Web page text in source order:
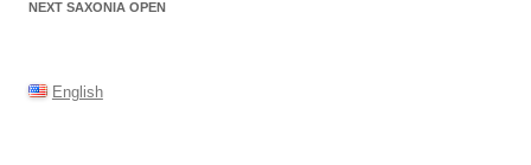
NEXT SAXONIA OPEN
English